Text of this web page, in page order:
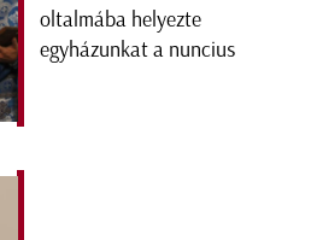
oltalmába helyezte
egyházunkat a nuncius